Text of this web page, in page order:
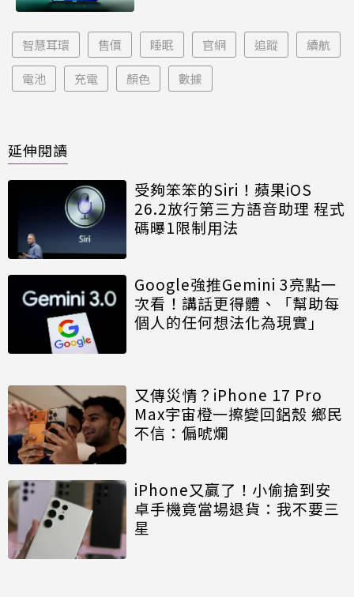
智慧耳環 售價 睡眠 官網 追蹤 續航
電池 充電 顏色 數據
延伸閱讀
受夠笨笨的Siri！蘋果iOS
26.2放行第三方語音助理 程式
碼曝1限制用法
Google強推Gemini 3亮點一
次看！講話更得體、「幫助每
個人的任何想法化為現實」
又傳災情？iPhone 17 Pro
Max宇宙橙一擦變回鋁殼 鄉民
不信：偏唬爛
iPhone又贏了！小偷搶到安
卓手機竟當場退貨：我不要三
星